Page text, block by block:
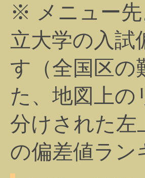
※ メニュー先
立大学の入試
す（全国区の
た、地図上の
分けされた左
の偏差値ラン